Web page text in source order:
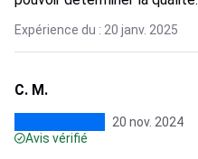
Expérience du : 20 janv. 2025
C. M.
20 nov. 2024
Avis vérifié